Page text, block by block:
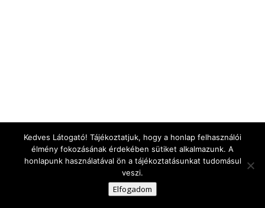
Kedves Látogató! Tájékoztatjuk, hogy a honlap felhasználói
élmény fokozásának érdekében sütiket alkalmazunk. A
honlapunk használatával ön a tájékoztatásunkat tudomásul
veszi.
Elfogadom